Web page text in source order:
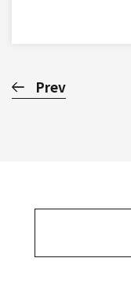
Prev